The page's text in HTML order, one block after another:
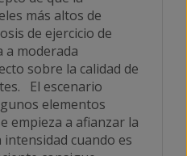
más altos de
de ejercicio de
a moderada
sobre la calidad de
El escenario
elementos
empieza a afianzar la
intensidad cuando es